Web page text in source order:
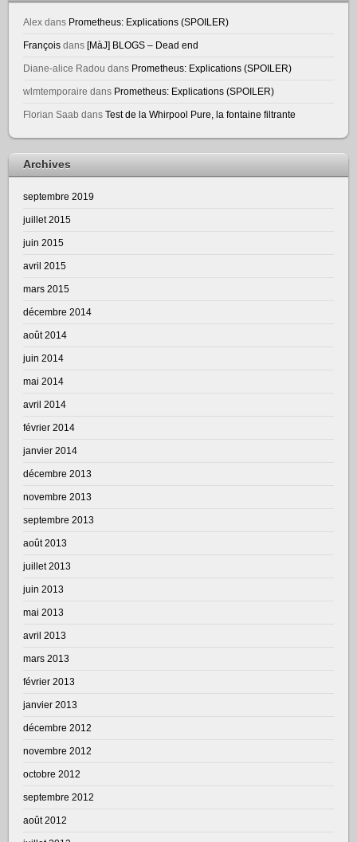
Alex dans Prometheus: Explications (SPOILER)
François dans[MàJ] BLOGS – Dead end
Diane-alice Radou dans Prometheus: Explications (SPOILER)
wlmtemporaire dans Prometheus: Explications (SPOILER)
Florian Saab dansTest de la Whirpool Pure, la fontaine filtrante
Archives
septembre 2019
juillet 2015
juin 2015
avril 2015
mars 2015
décembre 2014
août 2014
juin 2014
mai 2014
avril 2014
février 2014
janvier 2014
décembre 2013
novembre 2013
septembre 2013
août 2013
juillet 2013
juin 2013
mai 2013
avril 2013
mars 2013
février 2013
janvier 2013
décembre 2012
novembre 2012
octobre 2012
septembre 2012
août 2012